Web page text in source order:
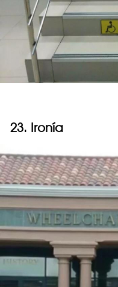
23. Ironía